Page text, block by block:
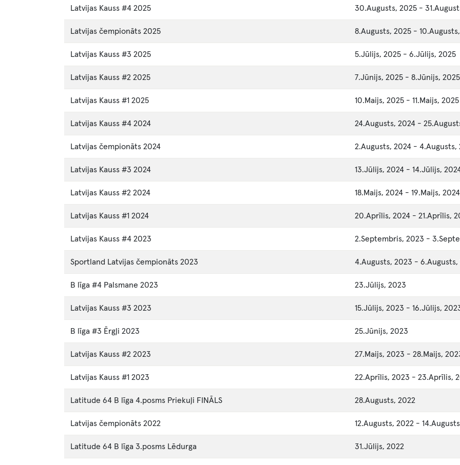
Latvijas Kauss #4 2025 30.Augusts, 2025 -
Latvijas čempionāts 2025 8.Augusts, 2025 -
Latvijas Kauss #3 2025 5.Jūlijs, 2025 - 6.Jūlijs, 2025
Latvijas Kauss #2 2025 7.Jūnijs, 2025 - 8.Jūnijs, 2025
Latvijas Kauss #1 2025 10.Maijs, 2025 - 11.Maijs, 2025
Latvijas Kauss #4 2024 24.Augusts, 2024 -
Latvijas čempionāts 2024 2.Augusts, 2024 - 4.Augusts,
Latvijas Kauss #3 2024 13.Jūlijs, 2024 - 14.Jūlijs,
Latvijas Kauss #2 2024 18.Maijs, 2024 - 19.Maijs, 2024
Latvijas Kauss #1 2024 20.Aprīlis, 2024 - 21.Aprīlis,
Latvijas Kauss #4 2023 2.Septembris, 2023 -
Sportland Latvijas čempionāts 2023 4.Augusts, 2023 - 6.Augusts,
B līga #4 Palsmane 2023 23.Jūlijs, 2023
Latvijas Kauss #3 2023 15.Jūlijs, 2023 - 16.Jūlijs,
B līga #3 Ērgļi 2023 25.Jūnijs, 2023
Latvijas Kauss #2 2023 27.Maijs, 2023 - 28.Maijs,
Latvijas Kauss #1 2023 22.Aprīlis, 2023 - 23.Aprīlis,
Latitude 64 B līga 4.posms Priekuļi FINĀLS 28.Augusts, 2022
Latvijas čempionāts 2022 12.Augusts, 2022 -
Latitude 64 B līga 3.posms Lēdurga 31.Jūlijs, 2022